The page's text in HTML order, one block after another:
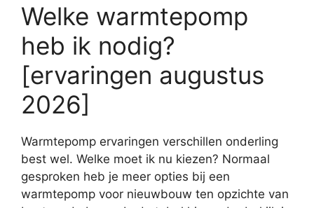
Welke warmtepomp
heb ik nodig?
[ervaringen augustus
2026]
Warmtepomp ervaringen verschillen onderling
best wel. Welke moet ik nu kiezen? Normaal
gesproken heb je meer opties bij een
warmtepomp voor nieuwbouw ten opzichte van